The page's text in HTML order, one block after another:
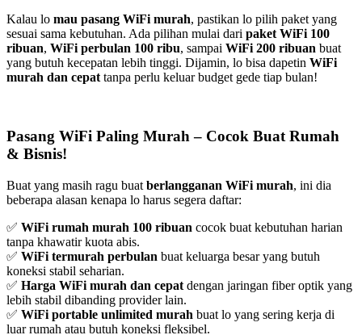
Kalau lo mau pasang WiFi murah, pastikan lo pilih paket yang
sesuai sama kebutuhan. Ada pilihan mulai dari paket WiFi 100
ribuan, WiFi perbulan 100 ribu, sampai WiFi 200 ribuan buat
yang butuh kecepatan lebih tinggi. Dijamin, lo bisa dapetin WiFi
murah dan cepat tanpa perlu keluar budget gede tiap bulan!
Pasang WiFi Paling Murah – Cocok Buat Rumah
& Bisnis!
Buat yang masih ragu buat berlangganan WiFi murah, ini dia
beberapa alasan kenapa lo harus segera daftar:
✅ WiFi rumah murah 100 ribuan cocok buat kebutuhan harian
tanpa khawatir kuota abis.
✅ WiFi termurah perbulan buat keluarga besar yang butuh
koneksi stabil seharian.
✅ Harga WiFi murah dan cepat dengan jaringan fiber optik yang
lebih stabil dibanding provider lain.
✅ WiFi portable unlimited murah buat lo yang sering kerja di
luar rumah atau butuh koneksi fleksibel.